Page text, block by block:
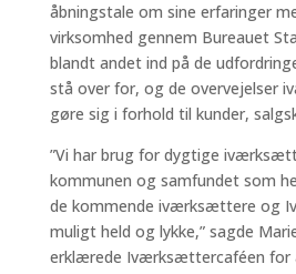
åbningstale om sine erfaringer
virksomhed gennem Bureauet
blandt andet ind på de
stå over for, og de overvejelser
gøre sig i forhold til kunder,
”Vi har brug for dygtige
kommunen og samfundet som
de kommende iværksættere og
muligt held og lykke,” sagde
erklærede Iværksættercaféen for